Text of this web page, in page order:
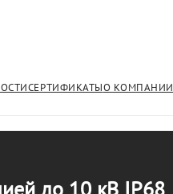
СЕРТИФИКАТЫО КОМПАНИИ